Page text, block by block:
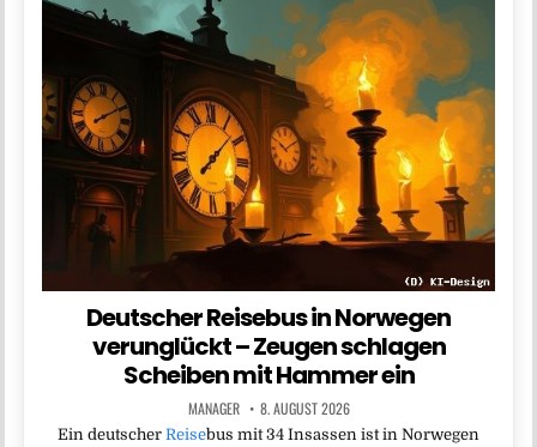
Deutscher Reisebus in Norwegen
verunglückt – Zeugen schlagen
Scheiben mit Hammer ein
MANAGER 8. AUGUST 2026
Ein deutscher Reisebus mit 34 Insassen ist in Norwegen